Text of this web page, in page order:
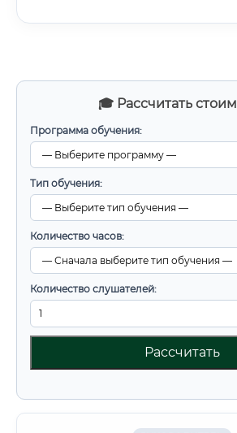
🎓 Рассчитать
Программа обучения:
Тип обучения:
Количество часов:
Количество слушателей:
Рассчитать